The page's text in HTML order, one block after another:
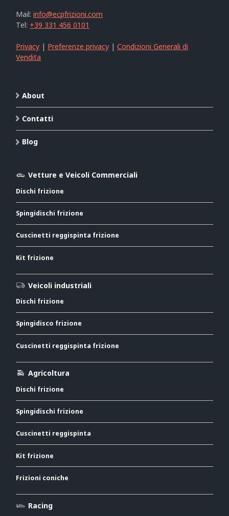
Mail:info@ecpfrizioni.com
Tel: +39 331 456 0101
Privacy | Preferenze privacy |Condizioni Generali di
Vendita
About
Contatti
Blog
Vetture e Veicoli Commerciali
Dischi frizione
Spingidischi frizione
Cuscinetti reggispinta frizione
Kit frizione
Veicoli industriali
Dischi frizione
Spingidisco frizione
Cuscinetti reggispinta frizione
Agricoltura
Dischi frizione
Spingidischi frizione
Cuscinetti reggispinta
Kit frizione
Frizioni coniche
Racing